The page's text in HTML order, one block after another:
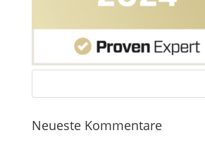
Neueste Kommentare